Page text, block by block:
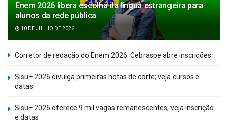
Enem 2026 libera escolha da língua estrangeira para
alunos da rede pública
10 DE JULHO DE 2026
Corretor de redação do Enem 2026: Cebraspe abre inscrições
Sisu+ 2026 divulga primeiras notas de corte; veja cursos e
datas
Sisu+ 2026 oferece 9 mil vagas remanescentes; veja inscrição
e datas